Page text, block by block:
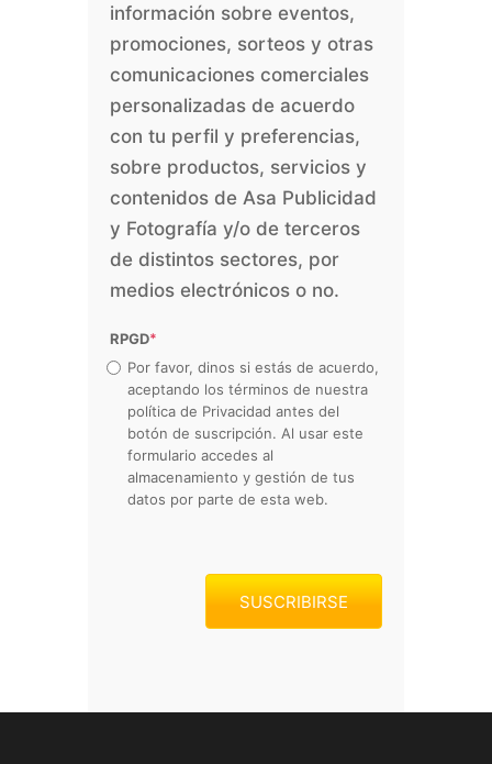
información sobre eventos,
promociones, sorteos y otras
comunicaciones comerciales
personalizadas de acuerdo
con tu perfil y preferencias,
sobre productos, servicios y
contenidos de Asa Publicidad
y Fotografía y/o de terceros
de distintos sectores, por
medios electrónicos o no.
RPGD*
Por favor, dinos si estás de acuerdo,
aceptando los términos de nuestra
política de Privacidad antes del
botón de suscripción. Al usar este
formulario accedes al
almacenamiento y gestión de tus
datos por parte de esta web.